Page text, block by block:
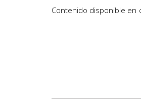
Contenido disponible en